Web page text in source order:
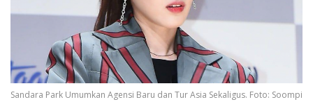
Sandara Park Umumkan Agensi Baru dan Tur Asia Sekaligus. Foto: Soompi